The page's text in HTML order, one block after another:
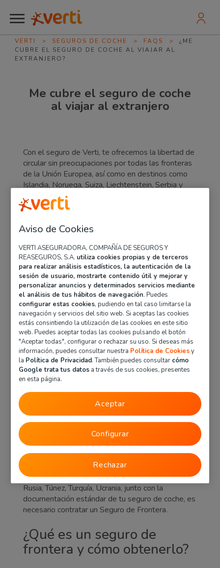
VERTI > SEGUROS DE COCHE > FAQS >
¿ME
CUBRE EL SEGURO DE COCHE AL VIAJAR AL
EXTRANJERO?
Me cubre el seguro de coche
al viajar al extranjero
Con el seguro de Verti, te ofrecemos la libertad de
circular sin preocupaciones por todas las fronteras
de la Unión Europea, así como en destinos como
Islandia, Noruega, Suiza, Liechtenstein, Serbia y
Andorra. Tu seguridad y comodidad son nuestra
prioridad, y queremos que disfrutes de tus viajes
parte.
Cobertura Automática
en la Unión Europea y
destinos específicos:
Cuando tienes una póliza deseguro de cochecon
Verti, puedes circular libremente en todas las
fronteras de la Unión Europea y otros destinos
específicos mencionados anteriormente. Esto
significa que, mientras te desplaces por estos
países, tu cobertura de seguro se mantiene activa
para garantizar tu tranquilidad en el camino.
Consideraciones especiales
para otros destinos:
Para viajar a destinos como Albania, Azerbaiyán,
Bosnia-Herzegovina, Bielorrusia, Israel, Irán,
Macedonia, Marruecos, Moldavia, Montenegro,
Rusia, Túnez, Turquía, Ucrania, junto con la
documentación estándar de tu seguro de coche, es
necesario contratar un Seguro de Frontera.
¿Qué es un seguro de
frontera y cómo obtenerlo?
Aviso de Cookies
VERTI ASEGURADORA, COMPAÑÍA DE SEGUROS Y
REASEGUROS, S.A. utiliza cookies propias y de terceros
para realizar análisis estadísticos, la autenticación de la
sesión de usuario, mostrarte contenido útil y mejorar y
personalizar anuncios y determinados servicios mediante
el análisis de tus hábitos de navegación. Puedes
configurar estas cookies, pudiendo en tal caso limitarse la
navegación y servicios del sitio web. Si aceptas las cookies
estás consintiendo la utilización de las cookies en este sitio
web. Puedes aceptar todas las cookies pulsando el botón
"Aceptar todas", configurar o rechazar su uso. Si deseas más
información, puedes consultar nuestra Política de Cookiesy
la Política de Privacidad. También puedes consultar cómo
Google trata tus datos a través de sus cookies, presentes
en esta página.
Rechazar
Aceptar
Configurar